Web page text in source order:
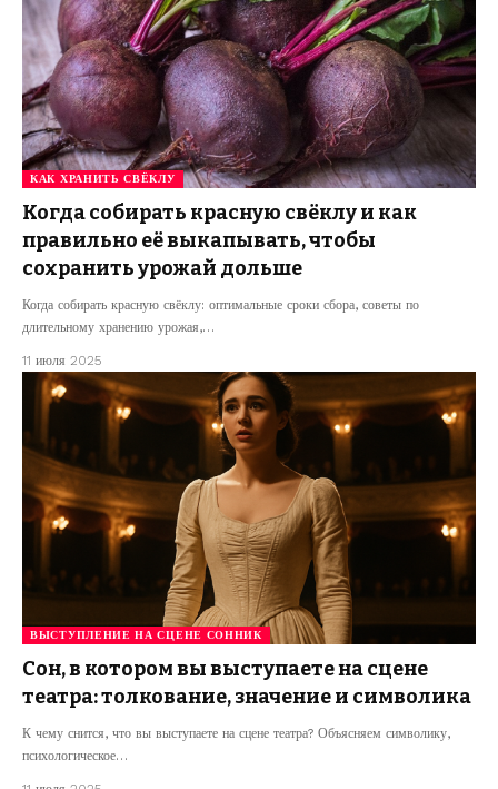
КАК ХРАНИТЬ СВЁКЛУ
Когда собирать красную свёклу и как
правильно её выкапывать, чтобы
сохранить урожай дольше
Когда собирать красную свёклу: оптимальные сроки сбора, советы по
длительному хранению урожая,…
11 июля 2025
ВЫСТУПЛЕНИЕ НА СЦЕНЕ СОННИК
Сон, в котором вы выступаете на сцене
театра: толкование, значение и символика
К чему снится, что вы выступаете на сцене театра? Объясняем символику,
психологическое…